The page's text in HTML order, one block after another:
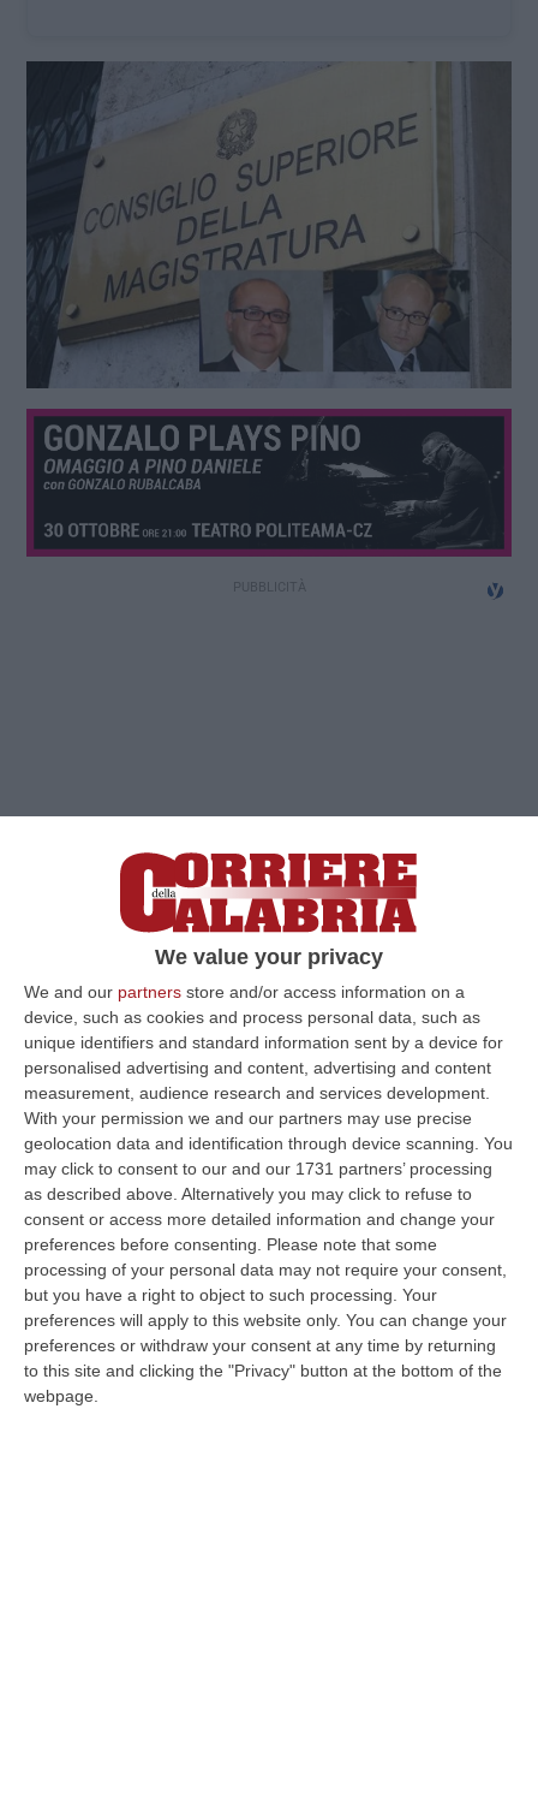
We value your privacy
We and our partners store and/or access information on a
device, such as cookies and process personal data, such as
unique identifiers and standard information sent by a device for
personalised advertising and content, advertising and content
measurement, audience research and services development.
With your permission we and our partners may use precise
geolocation data and identification through device scanning. You
may click to consent to our and our 1731 partners’ processing
as described above. Alternatively you may click to refuse to
consent or access more detailed information and change your
preferences before consenting.
Please note that some
processing of your personal data may not require your consent,
but you have a right to object to such processing. Your
preferences will apply to this website only. You can change your
preferences or withdraw your consent at any time by returning
to this site and clicking the "Privacy" button at the bottom of the
webpage.
Clicca e segui “Corriere della Calabria” su Google News
PAOLAL’ormai ex sostituto procuratore della
Dda di Catanzaro Pierpaolo Bruni è il nuovo
procuratore capo di Paola. Lo ha deciso nel
primo pomeriggio di lunedì la quinta
commissione del Consiglio superiore della
magistratura. Bruni, in servizio dal 2010 alla
Procura catanzarese, è da sempre